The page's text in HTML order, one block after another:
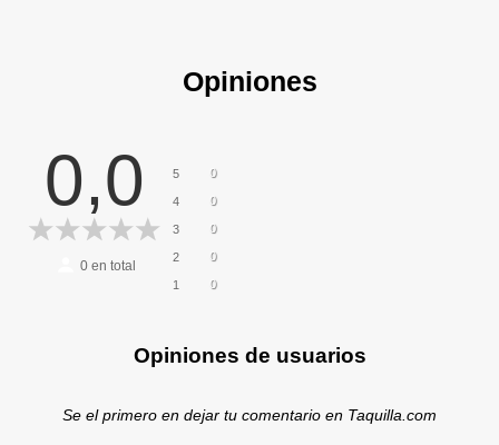
Opiniones
0,0
0en total
5 0
4 0
3 0
2 0
1 0
Opiniones de usuarios
Se el primero en dejar tu comentario en Taquilla.com